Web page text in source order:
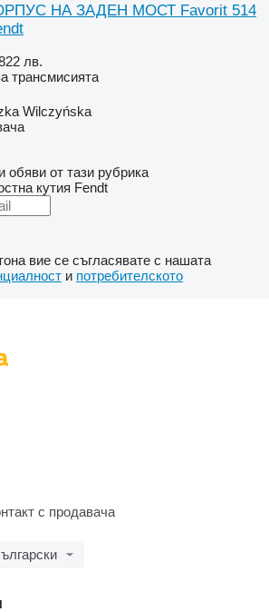
НА ЗАДЕН МОСТ Favorit 514
лв.
трансмисията
Wilczyńska
обяви от тази рубрика
кутия Fendt
вие се съгласявате с нашата
и потребителското
с продавача